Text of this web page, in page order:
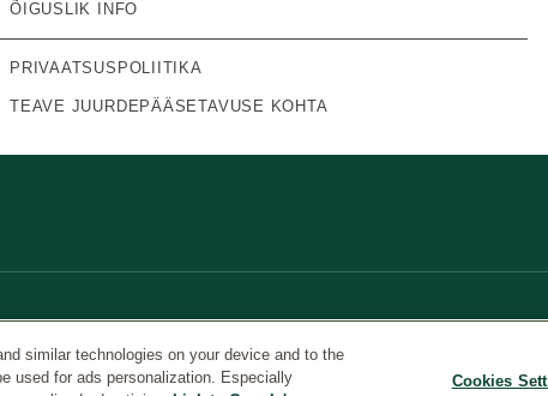
ÕIGUSLIK INFO
PRIVAATSUSPOLIITIKA
TEAVE JUURDEPÄÄSETAVUSE KOHTA
similar technologies on your device and to the
used for ads personalization. Especially
Cookies